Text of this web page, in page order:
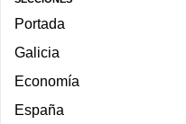
Portada
Galicia
Economía
España